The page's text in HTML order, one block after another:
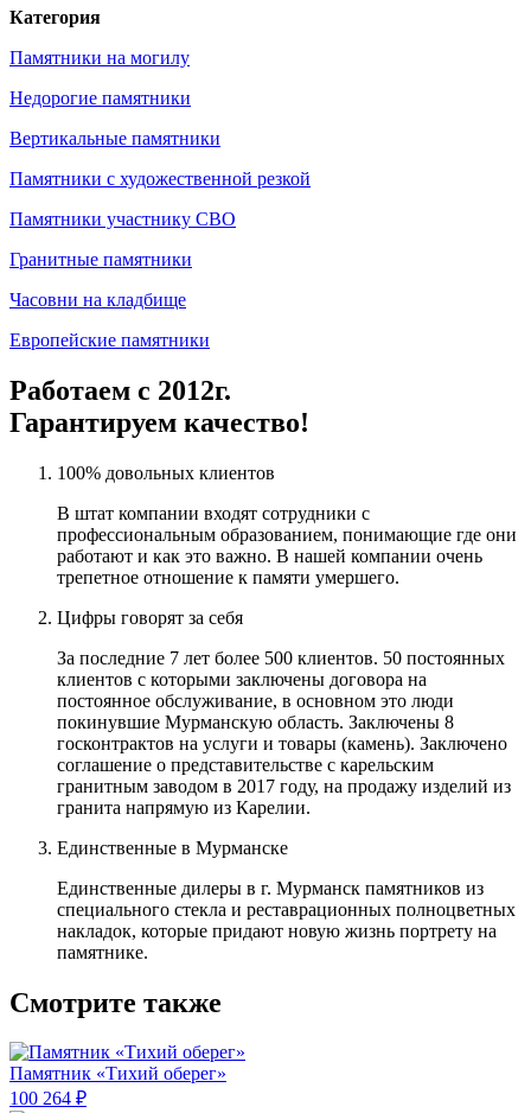
Категория
Памятники на могилу
Недорогие памятники
Вертикальные памятники
Памятники с художественной резкой
Памятники участнику СВО
Гранитные памятники
Часовни на кладбище
Европейские памятники
Работаем с 2012г.
Гарантируем качество!
100% довольных клиентов
В штат компании входят сотрудники с
профессиональным образованием, понимающие где они
работают и как это важно. В нашей компании очень
трепетное отношение к памяти умершего.
Цифры говорят за себя
За последние 7 лет более 500 клиентов. 50 постоянных
клиентов с которыми заключены договора на
постоянное обслуживание, в основном это люди
покинувшие Мурманскую область. Заключены 8
госконтрактов на услуги и товары (камень). Заключено
соглашение о представительстве с карельским
гранитным заводом в 2017 году, на продажу изделий из
гранита напрямую из Карелии.
Единственные в Мурманске
Единственные дилеры в г. Мурманск памятников из
специального стекла и реставрационных полноцветных
накладок, которые придают новую жизнь портрету на
памятнике.
Смотрите также
Памятник «Тихий оберег»
100 264 ₽